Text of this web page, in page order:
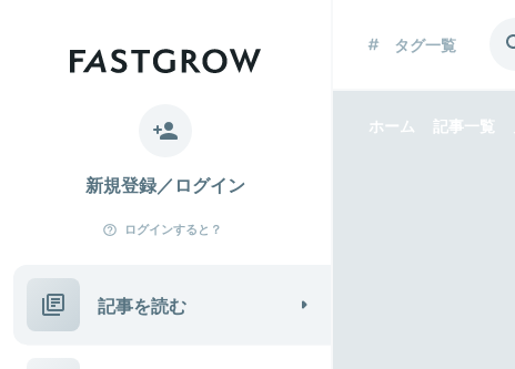
新規登録／ログイン
ログインすると？
記事を読む
タグ一覧
ホーム 記事一覧